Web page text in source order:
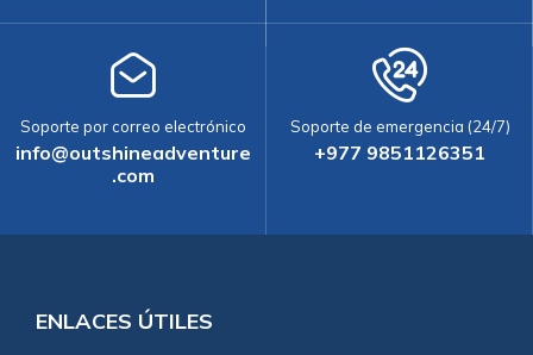
Soporte por correo electrónico
info@outshineadventure
.com
Soporte de emergencia (24/7)
+977 9851126351
ENLACES ÚTILES